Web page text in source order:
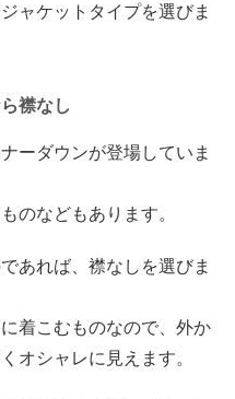
ャケットタイプを選びま
襟なし
ーダウンが登場していま
のなどもあります。
あれば、襟なしを選びま
着こむものなので、外か
オシャレに見えます。